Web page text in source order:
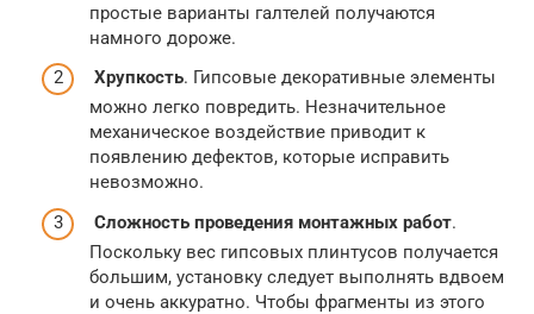
простые варианты галтелей получаются
намного дороже.
Хрупкость. Гипсовые декоративные элементы
можно легко повредить. Незначительное
механическое воздействие приводит к
появлению дефектов, которые исправить
невозможно.
Сложность проведения монтажных работ.
Поскольку вес гипсовых плинтусов получается
большим, установку следует выполнять вдвоем
и очень аккуратно. Чтобы фрагменты из этого